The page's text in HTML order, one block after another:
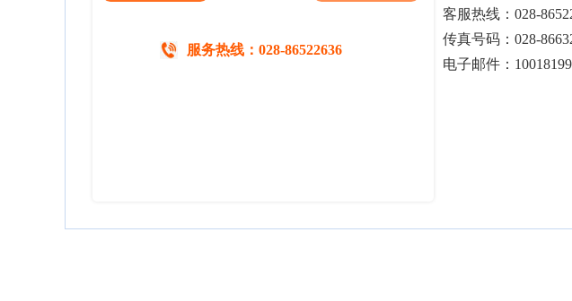
服务热线：028-86522636
客服热线：028-
传真号码：028-
电子邮件：